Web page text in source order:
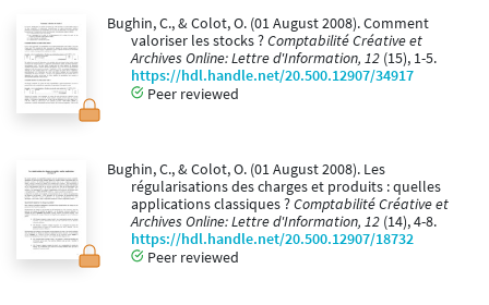
Bughin, C., & Colot, O. (01 August 2008). Comment
valoriser les stocks ?Comptabilité Créative et
Archives Online: Lettre d'Information, 12 (15), 1-5.
https://hdl.handle.net/20.500.12907/34917
Peer reviewed
Bughin, C., & Colot, O. (01 August 2008). Les
régularisations des charges et produits : quelles
applications classiques ?Comptabilité Créative et
Archives Online: Lettre d'Information, 12 (14), 4-8.
https://hdl.handle.net/20.500.12907/18732
Peer reviewed